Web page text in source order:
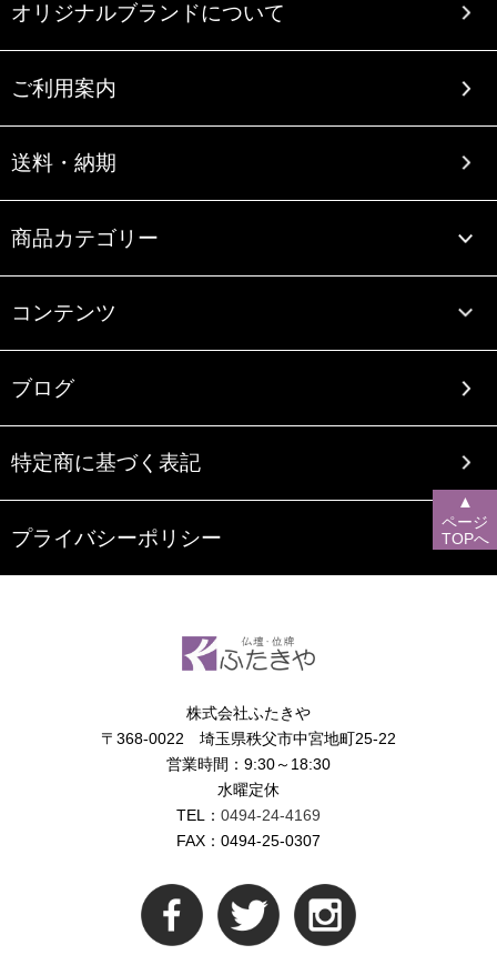
オリジナルブランドについて
ご利用案内
送料・納期
商品カテゴリー
コンテンツ
ブログ
特定商に基づく表記
プライバシーポリシー
株式会社ふたきや
〒368-0022 埼玉県秩父市中宮地町25-22
営業時間：9:30～18:30
水曜定休
TEL： 0494-24-4169
FAX：0494-25-0307
▲
ページ
TOPへ